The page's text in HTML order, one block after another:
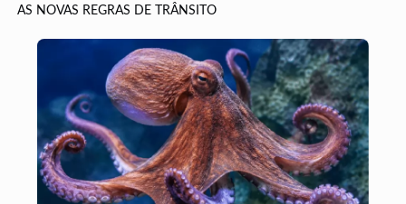
AS NOVAS REGRAS DE TRÂNSITO